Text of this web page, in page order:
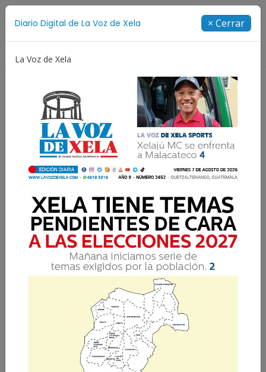
Diario Digital de La Voz de Xela × Cerrar
La Voz de Xela
Estrategias de
negociación
La negociación es un proceso fundamental en la
interacción humana, ya sea en el ámbito
empresarial, personal o político.
1 Julio 2025 11:34